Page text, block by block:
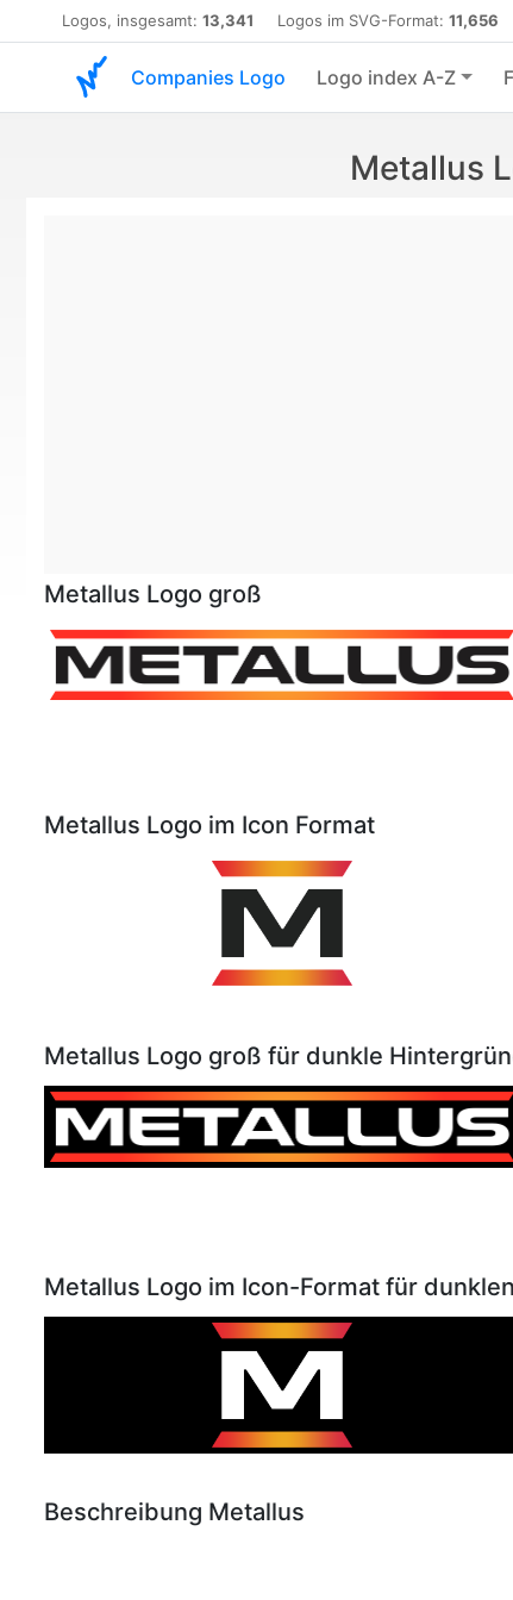
Logos, insgesamt: 13,341 Logos im SVG-Format: 11,656
Companies Logo Logo index A-Z
Metallus
Metallus Logo groß
Metallus Logo im Icon Format
Metallus Logo groß für dunkle
Metallus Logo im Icon-Format für
Beschreibung Metallus